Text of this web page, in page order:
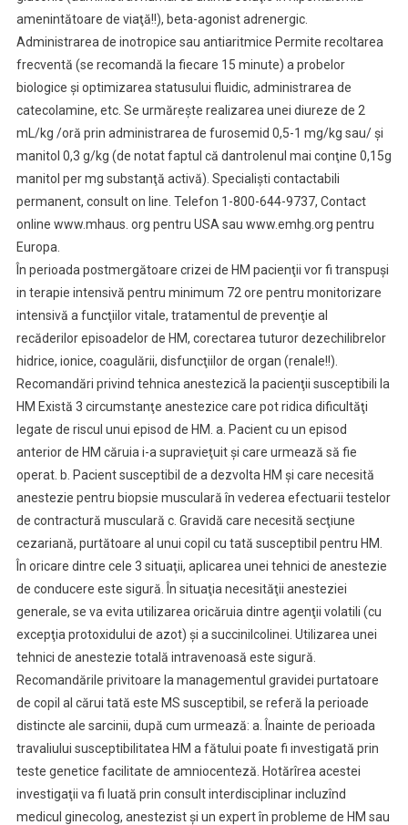
amenintătoare de viaţă!!), beta-agonist adrenergic.
Administrarea de inotropice sau antiaritmice Permite recoltarea
frecventă (se recomandă la fiecare 15 minute) a probelor
biologice şi optimizarea statusului fluidic, administrarea de
catecolamine, etc. Se urmăreşte realizarea unei diureze de 2
mL/kg /oră prin administrarea de furosemid 0,5-1 mg/kg sau/ şi
manitol 0,3 g/kg (de notat faptul că dantrolenul mai conţine 0,15g
manitol per mg substanţă activă). Specialişti contactabili
permanent, consult on line. Telefon 1-800-644-9737, Contact
online www.mhaus. org pentru USA sau www.emhg.org pentru
Europa.
În perioada postmergătoare crizei de HM pacienţii vor fi transpuşi
in terapie intensivă pentru minimum 72 ore pentru monitorizare
intensivă a funcţiilor vitale, tratamentul de prevenţie al
recăderilor episoadelor de HM, corectarea tuturor dezechilibrelor
hidrice, ionice, coagulării, disfuncţiilor de organ (renale!!).
Recomandări privind tehnica anestezică la pacienţii susceptibili la
HM Există 3 circumstanţe anestezice care pot ridica dificultăţi
legate de riscul unui episod de HM. a. Pacient cu un episod
anterior de HM căruia i-a supravieţuit şi care urmează să fie
operat. b. Pacient susceptibil de a dezvolta HM şi care necesită
anestezie pentru biopsie musculară în vederea efectuarii testelor
de contractură musculară c. Gravidă care necesită secţiune
cezariană, purtătoare al unui copil cu tată susceptibil pentru HM.
În oricare dintre cele 3 situaţii, aplicarea unei tehnici de anestezie
de conducere este sigură. În situaţia necesităţii anesteziei
generale, se va evita utilizarea oricăruia dintre agenţii volatili (cu
excepţia protoxidului de azot) şi a succinilcolinei. Utilizarea unei
tehnici de anestezie totală intravenoasă este sigură.
Recomandările privitoare la managementul gravidei purtatoare
de copil al cărui tată este MS susceptibil, se referă la perioade
distincte ale sarcinii, după cum urmează: a. Înainte de perioada
travaliului susceptibilitatea HM a fătului poate fi investigată prin
teste genetice facilitate de amniocenteză. Hotărîrea acestei
investigaţii va fi luată prin consult interdisciplinar incluzînd
medicul ginecolog, anestezist şi un expert în probleme de HM sau